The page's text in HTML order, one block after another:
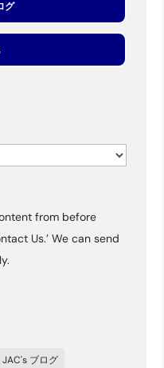
グ
from before
Us.’ We can send
JAC's ブログ